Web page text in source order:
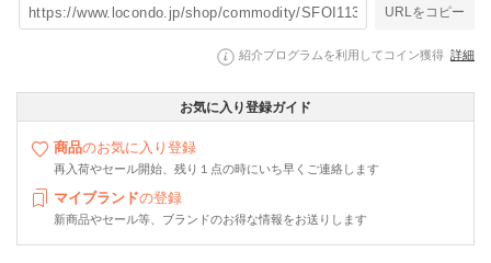
URLをコピー
紹介プログラムを利用してコイン獲得 詳細
お気に入り登録ガイド
商品のお気に入り登録
再入荷やセール開始、残り１点の時にいち早くご連絡します
マイブランドの登録
新商品やセール等、ブランドのお得な情報をお送りします